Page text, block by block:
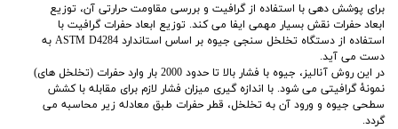
برای پوشش دهی با استفاده از گرافیت و بررسی مقاومت حرارتی آن، توزیع
ابعاد حفرات نقش بسیار مهمی ایفا می کند. توزیع ابعاد حفرات گرافیت با
استفاده از دستگاه تخلخل سنجی جیوه بر اساس استاندارد ASTM D4284 به
دست می آید.
در این روش آنالیز، جیوه با فشار بالا تا حدود 2000 بار وارد حفرات (تخلخل های)
نمونۀ گرافیتی می شود. با اندازه گیری میزان فشار لازم برای مقابله با کشش
سطحی جیوه و ورود آن به تخلخل، قطر حفرات طبق معادله زیر محاسبه می
گردد.